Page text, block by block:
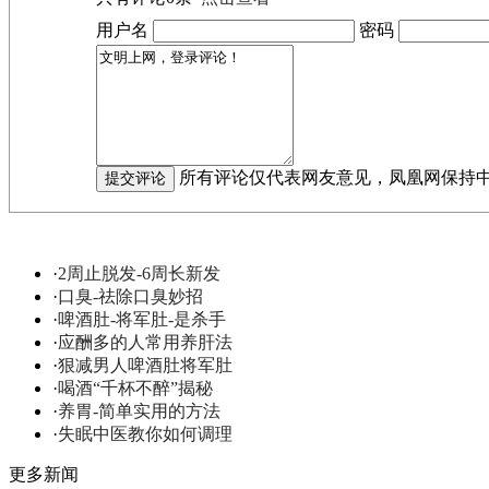
用户名
密码
所有评论仅代表网友意见，凤凰网保持中
·2周止脱发-6周长新发
·口臭-祛除口臭妙招
·啤酒肚-将军肚-是杀手
·应酬多的人常用养肝法
·狠减男人啤酒肚将军肚
·喝酒“千杯不醉”揭秘
·养胃-简单实用的方法
·失眠中医教你如何调理
更多新闻